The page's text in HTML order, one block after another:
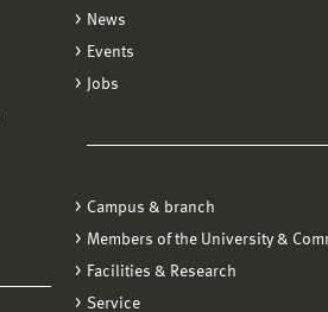
News
Events
Jobs
Campus & branch
Members of the University &
Facilities & Research
Service